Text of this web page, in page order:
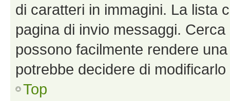
di caratteri in immagini. La lista
pagina di invio messaggi.
possono facilmente rendere
potrebbe decidere di
Top